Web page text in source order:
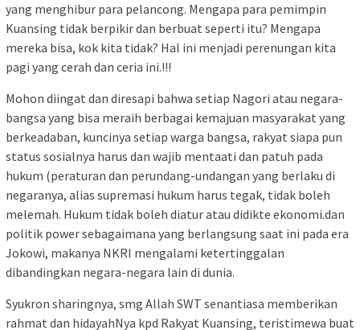
yang menghibur para pelancong. Mengapa para pemimpin
Kuansing tidak berpikir dan berbuat seperti itu? Mengapa
mereka bisa, kok kita tidak? Hal ini menjadi perenungan kita
pagi yang cerah dan ceria ini.!!!
Mohon diingat dan diresapi bahwa setiap Nagori atau negara-
bangsa yang bisa meraih berbagai kemajuan masyarakat yang
berkeadaban, kuncinya setiap warga bangsa, rakyat siapa pun
status sosialnya harus dan wajib mentaati dan patuh pada
hukum (peraturan dan perundang-undangan yang berlaku di
negaranya, alias supremasi hukum harus tegak, tidak boleh
melemah. Hukum tidak boleh diatur atau didikte ekonomi.dan
politik power sebagaimana yang berlangsung saat ini pada era
Jokowi, makanya NKRI mengalami ketertinggalan
dibandingkan negara-negara lain di dunia.
Syukron sharingnya, smg Allah SWT senantiasa memberikan
rahmat dan hidayahNya kpd Rakyat Kuansing, teristimewa buat